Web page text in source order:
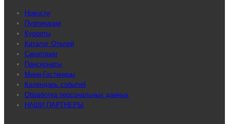
Новости
Публикации
Курорты
Каталог Отелей
Санатории
Пансионаты
Мини-Гостиницы
Календарь событий
Обработка персональных данных
НАШИ ПАРТНЕРЫ